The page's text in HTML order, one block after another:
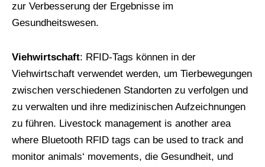
zur Verbesserung der Ergebnisse im
Gesundheitswesen.
Viehwirtschaft: RFID-Tags können in der
Viehwirtschaft verwendet werden, um Tierbewegungen
zwischen verschiedenen Standorten zu verfolgen und
zu verwalten und ihre medizinischen Aufzeichnungen
zu führen. Livestock management is another area
where Bluetooth RFID tags can be used to track and
monitor animals‘ movements, die Gesundheit, und